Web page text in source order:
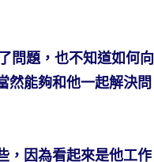
問題，也不知道如何向
然能夠和他一起解決問
，因為看起來是他工作